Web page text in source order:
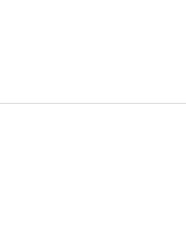
の用量調節はどう